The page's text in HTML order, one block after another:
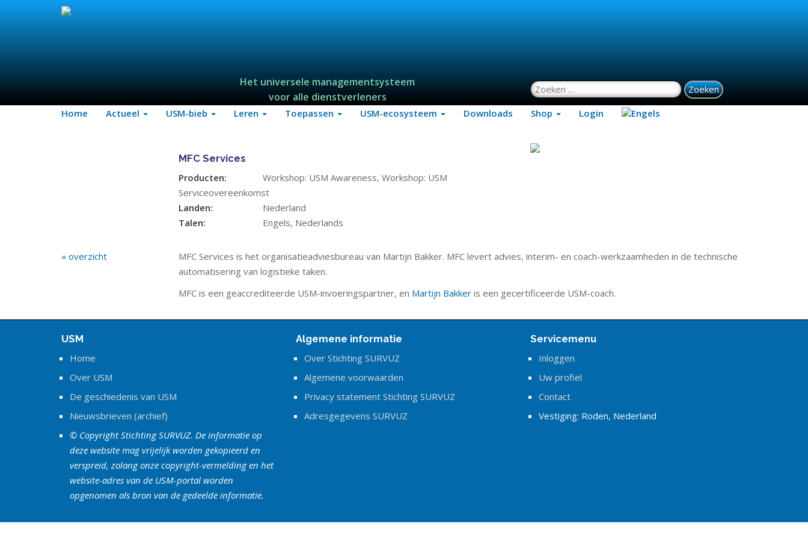
Het universele managementsysteem
voor alle dienstverleners
Zoeken naar:
Home Actueel USM-bieb Leren Toepassen USM-ecosysteem Downloads Shop Login
MFC Services
Producten:
Workshop: USM Awareness, Workshop: USM
Serviceovereenkomst
Landen:
Nederland
Talen:
Engels, Nederlands
« overzicht
MFC Services is het organisatieadviesbureau van Martijn Bakker. MFC levert advies, interim- en coach-werkzaamheden in de technische
automatisering van logistieke taken.
MFC is een geaccrediteerde USM-invoeringspartner, en Martijn Bakker is een gecertificeerde USM-coach.
USM
Home
Over USM
De geschiedenis van USM
Nieuwsbrieven (archief)
© Copyright Stichting SURVUZ. De informatie op
deze website mag vrijelijk worden gekopieerd en
verspreid, zolang onze copyright-vermelding en het
website-adres van de USM-portal worden
opgenomen als bron van de gedeelde informatie.
Algemene informatie
Over Stichting SURVUZ
Algemene voorwaarden
Privacy statement Stichting SURVUZ
Adresgegevens SURVUZ
Servicemenu
Inloggen
Uw profiel
Contact
Vestiging: Roden, Nederland